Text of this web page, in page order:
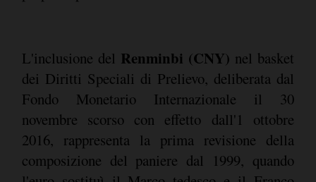
L'inclusione del Renminbi (CNY) nel basket
dei Diritti Speciali di Prelievo, deliberata dal
Fondo Monetario Internazionale il 30
novembre scorso con effetto dall'1 ottobre
2016, rappresenta la prima revisione della
composizione del paniere dal 1999, quando